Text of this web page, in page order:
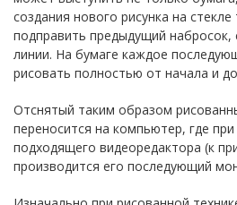
создания нового рисунка на
подправить предыдущий набросок,
линии. На бумаге каждое
рисовать полностью от начала и
Отснятый таким образом
переносится на компьютер, где
подходящего видеоредактора (к
производится его последующий